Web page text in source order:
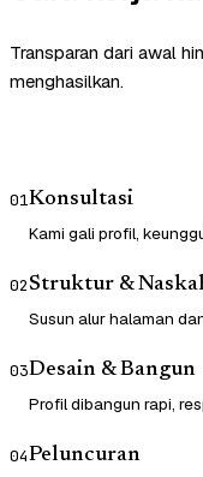
Transparan dari awal
menghasilkan.
01Konsultasi
Kami gali profil,
02Struktur &
Susun alur halaman
03Desain & Bangun
Profil dibangun rapi,
04Peluncuran